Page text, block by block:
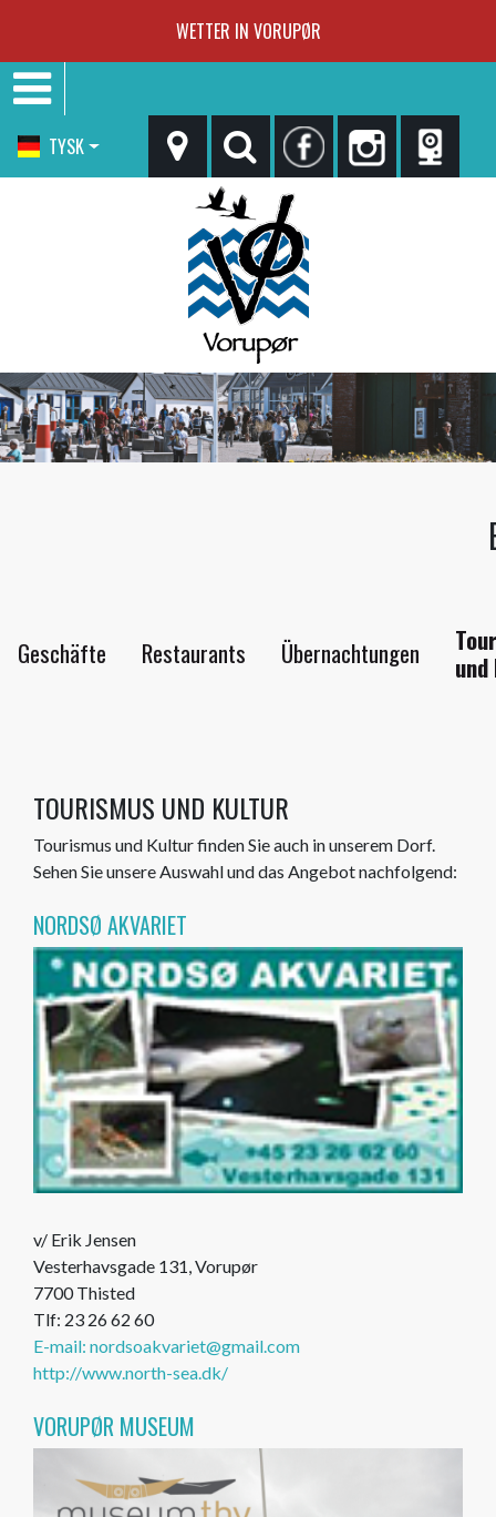
WETTER IN VORUPØR
TYSK
Geschäfte Restaurants Übernachtungen
TOURISMUS UND KULTUR
Tourismus und Kultur finden Sie auch in unserem Dorf.
Sehen Sie unsere Auswahl und das Angebot nachfolgend:
NORDSØ AKVARIET
v/ Erik Jensen
Vesterhavsgade 131, Vorupør
7700 Thisted
Tlf: 23 26 62 60
E-mail: nordsoakvariet@gmail.com
http://www.north-sea.dk/
VORUPØR MUSEUM